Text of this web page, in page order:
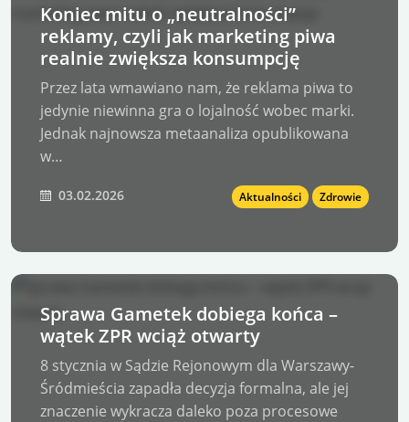
Koniec mitu o „neutralności”
reklamy, czyli jak marketing piwa
realnie zwiększa konsumpcję
Przez lata wmawiano nam, że reklama piwa to
jedynie niewinna gra o lojalność wobec marki.
Jednak najnowsza metaanaliza opublikowana
w…
03.02.2026 Aktualności Zdrowie
Sprawa Gametek dobiega końca –
wątek ZPR wciąż otwarty
8 stycznia w Sądzie Rejonowym dla Warszawy-
Śródmieścia zapadła decyzja formalna, ale jej
znaczenie wykracza daleko poza procesowe